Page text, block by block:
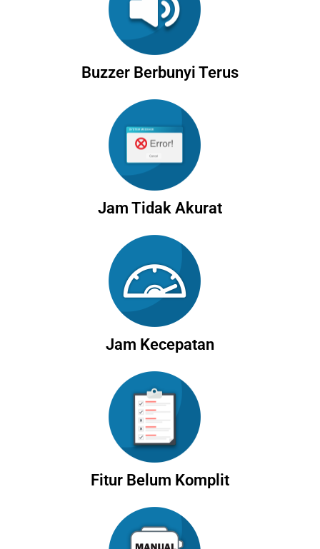
Buzzer Berbunyi Terus
Jam Tidak Akurat
Jam Kecepatan
Fitur Belum Komplit